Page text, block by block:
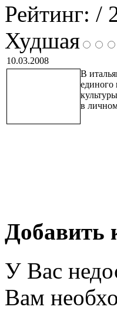
Рейтинг: /
Худшая
10.03.2008
В
единого
в
Добавить
У Вас
Вам